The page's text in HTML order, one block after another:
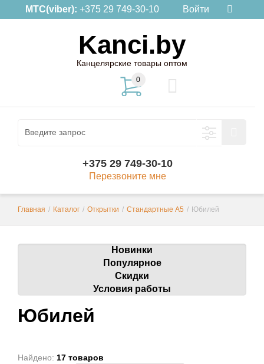
МТС(viber): +375 29 749-30-10 Войти
Kanci.by
Канцелярские товары оптом
0
+375 29 749-30-10
Перезвоните мне
Главная / Каталог / Открытки / Стандартные А5 / Юбилей
Новинки
Популярное
Скидки
Условия работы
Юбилей
Найдено: 17 товаров